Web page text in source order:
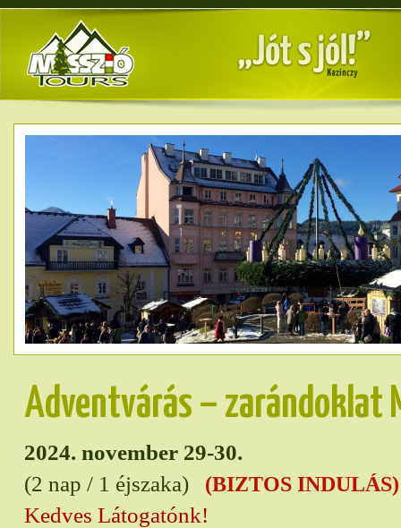
Adventvárás – zarándoklat
2024. november 29-30.
(2 nap / 1 éjszaka) (BIZTOS INDULÁS)
Kedves Látogatónk!